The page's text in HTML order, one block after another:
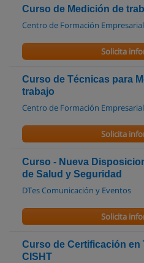
Curso de Medición de
Centro de Formación Empresarial
Solicita
Curso de Técnicas para
trabajo
Centro de Formación Empresarial
Solicita
Curso - Nueva
de Salud y Seguridad
DTes Comunicación y Eventos
Solicita
Curso de Certificación en
CISHT